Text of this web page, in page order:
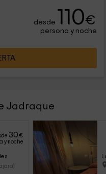
para reposar y gozar
y cautivadores.
desde 110€
persona y noche
Jadraque
30€
y noche